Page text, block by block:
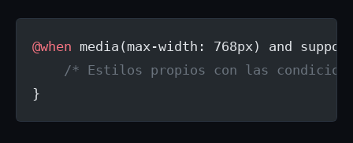
@when media(max-width: 768px) and
/* Estilos propios con las
}